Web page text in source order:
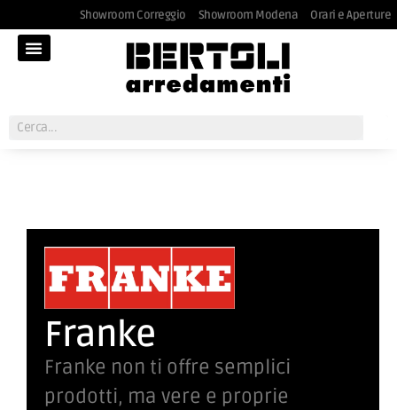
Showroom Correggio Showroom Modena Orari e Aperture
Franke
Franke non ti offre semplici
prodotti, ma vere e proprie